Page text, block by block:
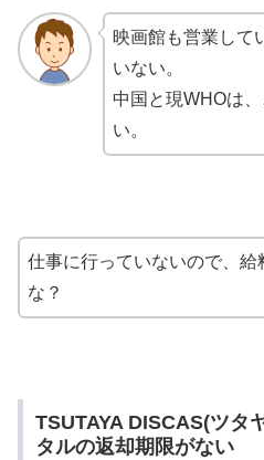
映画館も営業して
いない。
中国と現WHOは
い。
仕事に行っていないので、給
な？
TSUTAYA DISCAS(ツタ
タルの返却期限がない